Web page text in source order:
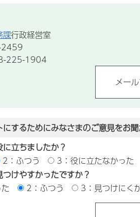
課行政経営室
2459
225-1904
するためにみなさまのご意見をお
立ちましたか？
2：ふつう
3：役に立たなかった
けやすかったですか？
2：ふつう 3：見つけにく